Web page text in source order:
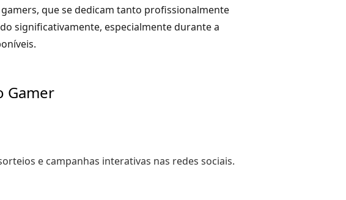
que se dedicam tanto profissionalmente
significativamente, especialmente durante a
Gamer
e campanhas interativas nas redes sociais.